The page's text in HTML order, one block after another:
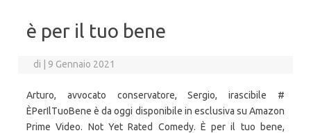
è per il tuo bene
di 9 Gennaio 2021
Arturo, avvocato conservatore, Sergio, irascibile #
ÈPerIlTuoBene è da oggi disponibile in esclusiva su Amazon
Prime Video. Not Yet Rated Comedy. È per il tuo bene,